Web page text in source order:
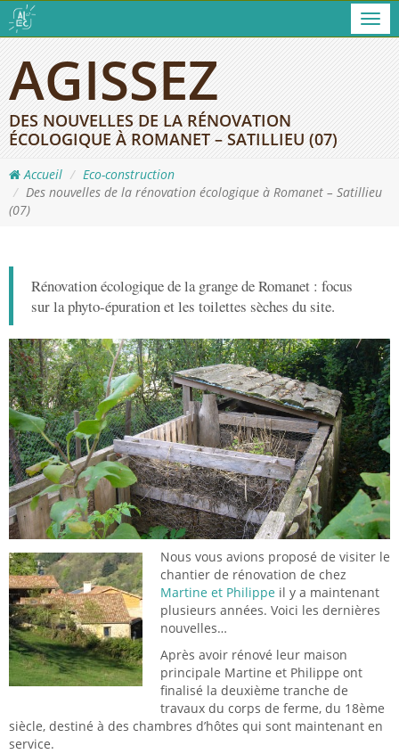
AGISSEZ
DES NOUVELLES DE LA RÉNOVATION
ÉCOLOGIQUE À ROMANET – SATILLIEU (07)
Accueil
Eco-construction
Des nouvelles de la rénovation écologique à Romanet – Satillieu
(07)
Rénovation écologique de la grange de Romanet : focus
sur la phyto-épuration et les toilettes sèches du site.
Nous vous avions proposé de visiter le
chantier de rénovation de chez
Martine et Philippe il y a maintenant
plusieurs années. Voici les dernières
nouvelles…
Après avoir rénové leur maison
principale Martine et Philippe ont
finalisé la deuxième tranche de
travaux du corps de ferme, du 18ème
siècle, destiné à des chambres d’hôtes qui sont maintenant en
service.